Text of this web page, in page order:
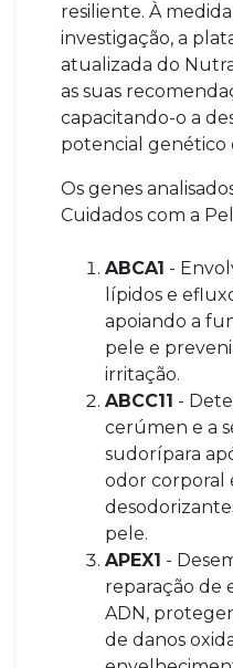
resiliente. À
investigação, a
atualizada do
as suas
capacitando-o a
potencial genético
Os genes
Cuidados com a
ABCA1 -
lípidos e
apoiando a
pele e
irritação.
ABCC11 -
cerúmen e a
sudorípara
odor corporal
pele.
APEX1 -
reparação de
ADN,
de danos